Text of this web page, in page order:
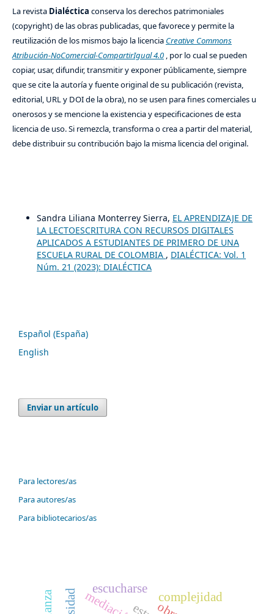
La revista Dialéctica conserva los derechos patrimoniales
(copyright) de las obras publicadas, que favorece y permite la
reutilización de los mismos bajo la licencia Creative Commons
Atribución-NoComercial-CompartirIgual 4.0, por lo cual se pueden
copiar, usar, difundir, transmitir y exponer públicamente, siempre
que se cite la autoría y fuente original de su publicación (revista,
editorial, URL y DOI de la obra), no se usen para fines comerciales u
onerosos y se mencione la existencia y especificaciones de esta
licencia de uso. Si remezcla, transforma o crea a partir del material,
debe distribuir su contribución bajo la misma licencia del original.
Sandra Liliana Monterrey Sierra, EL APRENDIZAJE DE
LA LECTOESCRITURA CON RECURSOS DIGITALES
APLICADOS A ESTUDIANTES DE PRIMERO DE UNA
ESCUELA RURAL DE COLOMBIA , DIALÉCTICA: Vol. 1
Núm. 21 (2023): DIALÉCTICA
Español (España)
English
Enviar un artículo
Para lectores/as
Para autores/as
Para bibliotecarios/as
complejidad
escucharse